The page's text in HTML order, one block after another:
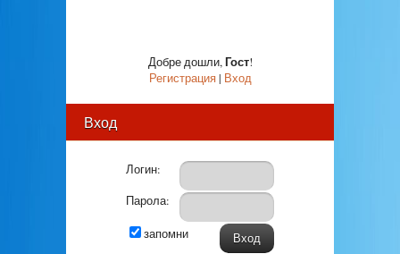
Добре дошли,Гост!
Регистрация| Вход
Вход
Логин:
Парола:
запомни